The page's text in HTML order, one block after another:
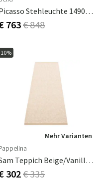
Picasso Stehleuchte 1490 Mm Matt Weiß
763€ 848
Mehr Varianten
Sam Teppich Beige/Vanilla - Linen Warp 70 X 90 Cm
302€ 335